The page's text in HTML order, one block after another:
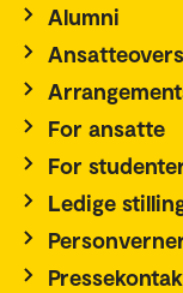
Alumni
For ansatte
For
Ledige